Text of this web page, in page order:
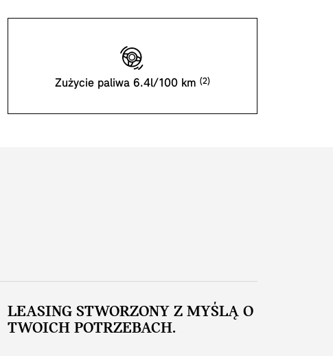
Zużycie paliwa 6.4l/100 km
LEASING STWORZONY Z MYŚLĄ O
TWOICH POTRZEBACH.